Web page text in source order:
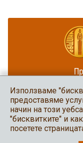
в
Използваме
предоставяме
начин на този
"бисквитките" и
посетете